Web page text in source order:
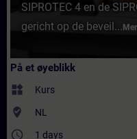
SIPROTEC 4 en de
gericht op de beveil... Mer
På et øyeblikk
widgets Kurs
where_to_vote NL
access_time 1 days